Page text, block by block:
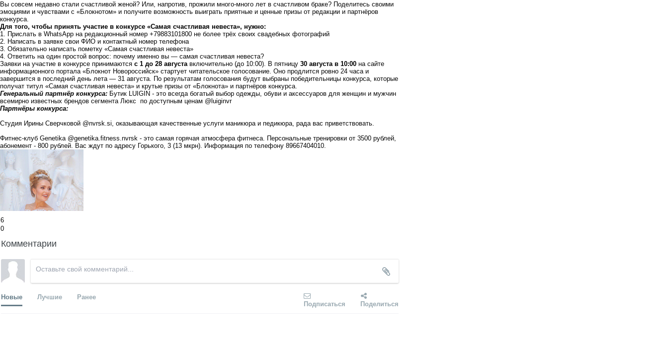
Вы совсем недавно стали счастливой женой? Или, напротив, прожили много-много лет в счастливом браке? Поделитесь своими
эмоциями и чувствами с «Блокнотом» и получите возможность выиграть приятные и ценные призы от редакции и партнёров
конкурса.
Для того, чтобы принять участие в конкурсе «Самая счастливая невеста», нужно:
1. Прислать в WhatsApp на редакционный номер +79883101800 не более трёх своих свадебных фотографий
2. Написать в заявке свои ФИО и контактный номер телефона
3. Обязательно написать пометку «Самая счастливая невеста»
4. Ответить на один простой вопрос: почему именно вы — самая счастливая невеста?
Заявки на участие в конкурсе принимаются с 1 до 28 августа включительно (до 10:00). В пятницу 30 августа в 10:00 на сайте
информационного портала «Блокнот Новороссийск» стартует читательское голосование. Оно продлится ровно 24 часа и
завершится в последний день лета — 31 августа. По результатам голосования будут выбраны победительницы конкурса, которые
получат титул «Самая счастливая невеста» и крутые призы от «Блокнота» и партнёров конкурса.
Генеральный партнёр конкурса: Бутик LUIGIN - это всегда богатый выбор одежды, обуви и аксессуаров для женщин и мужчин
всемирно известных брендов сегмента Люкс по доступным ценам @luiginvr
Партнёры конкурса:
Студия Ирины Сверчковой @nvrsk.si, оказывающая качественные услуги маникюра и педикюра, рада вас приветствовать.
Фитнес-клуб Genetika @genetika.fitness.nvrsk - это самая горячая атмосфера фитнеса. Персональные тренировки от 3500 рублей,
абонемент - 800 рублей. Вас ждут по адресу Горького, 3 (13 мкрн). Информация по телефону 89667404010.
6
0
Комментарии
Новые Лучшие Ранее
Подписаться Поделиться